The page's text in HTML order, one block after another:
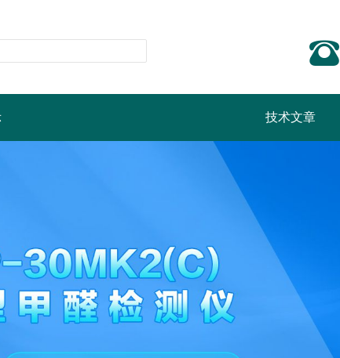

技术文章